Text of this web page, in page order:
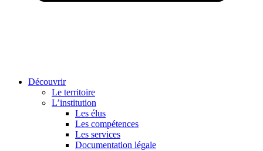
Découvrir
Le territoire
L’institution
Les élus
Les compétences
Les services
Documentation légale